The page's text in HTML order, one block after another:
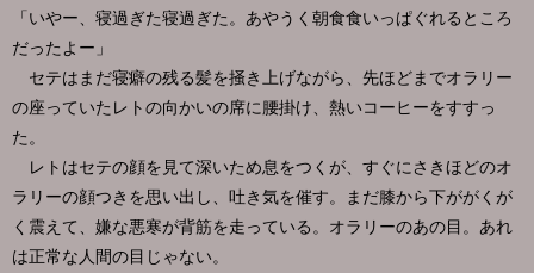
「いやー、寝過ぎた寝過ぎた。あやうく朝食食いっぱぐれるところ
だったよー」
セテはまだ寝癖の残る髪を掻き上げながら、先ほどまでオラリー
の座っていたレトの向かいの席に腰掛け、熱いコーヒーをすすっ
た。
レトはセテの顔を見て深いため息をつくが、すぐにさきほどのオ
ラリーの顔つきを思い出し、吐き気を催す。まだ膝から下ががくが
く震えて、嫌な悪寒が背筋を走っている。オラリーのあの目。あれ
は正常な人間の目じゃない。